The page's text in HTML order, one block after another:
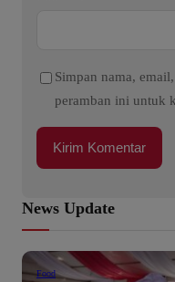
Simpan nama,
peramban ini untuk
News Update
Food